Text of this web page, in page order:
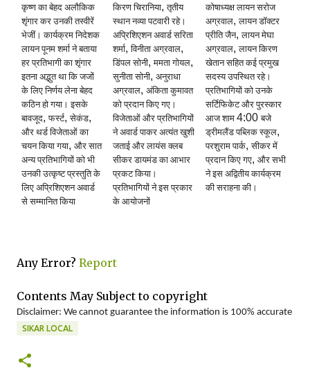
कृष्ण का बेहद अलौकिक
शृंगार कर उनकी तस्वीरें
भेजीं। कार्यक्रम निदेशक
लायन पूनम शर्मा ने बताया
हर प्रतिभागी का शृंगार
इतना अद्भुत था कि जजों
के लिए निर्णय लेना बेहद
कठिन हो गया। इसके
बावजूद,फर्स्ट,सेकंड,
और थर्ड विजेताओं का
चयन किया गया,और सात
अन्य प्रतिभागियों को भी
उनकी उत्कृष्ट प्रस्तुति के
लिए अप्रिशिएशन अवार्ड
से सम्मानित किया
किरण चिरानिया,तृतीय
स्थान नव्या पटवारी रहे।
अप्रिशिएशन अवार्ड सरिता
शर्मा,विनीता अग्रवाल,
डिंपल सोनी,ममता गोयल,
सुनीता सोनी,अनुराधा
अग्रवाल,अंकिता कुमावत
को प्रदान किए गए।
विजेताओं और प्रतिभागियों
ने अवार्ड पाकर अत्यंत खुशी
जताई और लायंस क्लब
सीकर डायमंड का आभार
प्रकट किया।
प्रतिभागियों ने इस प्रकार
के आयोजनों
कोषाध्यक्ष लायन सरोज
अग्रवाल,लायन डॉक्टर
प्रीति जैन,लायन मेघा
अग्रवाल,लायन किरण
खेतान सहित कई प्रमुख
सदस्य उपस्थित रहे।
प्रतिभागियों को उनके
सर्टिफिकेट और पुरस्कार
आज शाम4:00बजे
ड्रीमलैंड पब्लिक स्कूल,
परशुराम पार्क,सीकर में
प्रदान किए गए,और सभी
ने इस अद्वितीय कार्यक्रम
की सराहना की।
Any Error? Report
Contents May Subject to copyright
Disclaimer: We cannot guarantee the information is 100% accurate
SIKAR LOCAL